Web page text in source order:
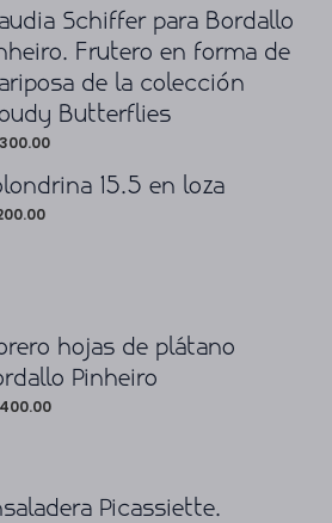
Schiffer para Bordallo
Frutero en forma de
de la colección
Butterflies
15.5 en loza
hojas de plátano
Pinheiro
Picassiette.